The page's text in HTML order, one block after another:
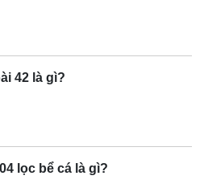
42 là gì?
lọc bể cá là gì?